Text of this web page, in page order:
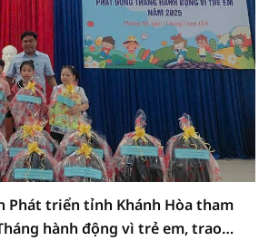
Phát triển tỉnh Khánh Hòa tham
hành động vì trẻ em, trao